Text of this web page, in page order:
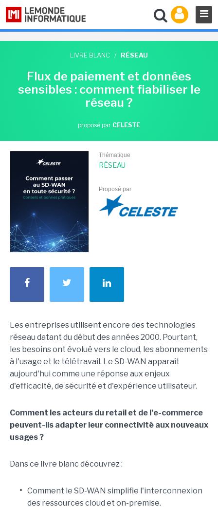
LIVRE BLANC / RÉSEAU
Flux de paiement et données
sensibles : comment fiabiliser le
réseau ?
proposé par CELESTE
Thématique
RÉSEAU
Proposé par
Les entreprises utilisent encore des technologies
réseau datant du début des années 2000. Pourtant,
les besoins ont évolué vers le cloud, les abonnements
à l'usage et le télétravail. Le SD-WAN apparaît
aujourd'hui comme une réponse aux enjeux
d'efficacité, de sécurité et d'expérience utilisateur.
Comment les acteurs du retail et de l'e-commerce
peuvent-ils adapter leur connectivité aux nouveaux
usages ?
Dans ce livre blanc découvrez :
• Comment le SD-WAN simplifie l'interconnexion
des ressources cloud et on-premise.